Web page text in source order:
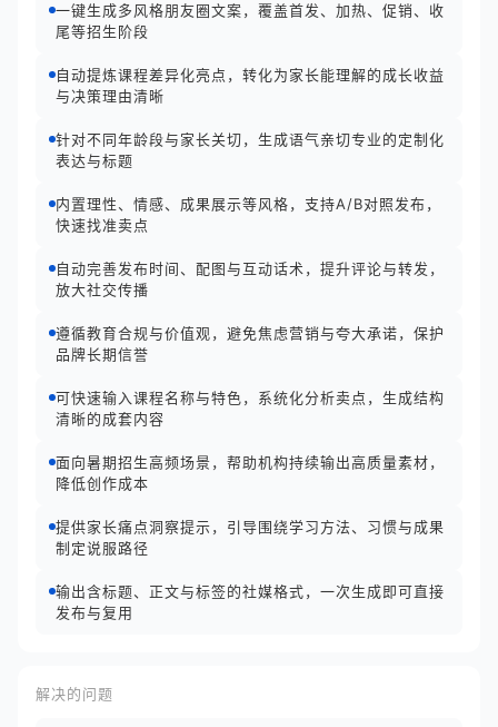
一键生成多风格朋友圈文案，覆盖首发、加热、促销、收
尾等招生阶段
自动提炼课程差异化亮点，转化为家长能理解的成长收益
与决策理由清晰
针对不同年龄段与家长关切，生成语气亲切专业的定制化
表达与标题
内置理性、情感、成果展示等风格，支持A/B对照发布，
快速找准卖点
自动完善发布时间、配图与互动话术，提升评论与转发，
放大社交传播
遵循教育合规与价值观，避免焦虑营销与夸大承诺，保护
品牌长期信誉
可快速输入课程名称与特色，系统化分析卖点，生成结构
清晰的成套内容
面向暑期招生高频场景，帮助机构持续输出高质量素材，
降低创作成本
提供家长痛点洞察提示，引导围绕学习方法、习惯与成果
制定说服路径
输出含标题、正文与标签的社媒格式，一次生成即可直接
发布与复用
解决的问题